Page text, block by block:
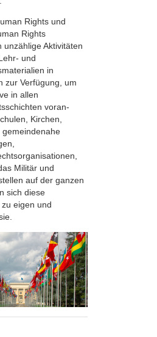
Rights und
Rights
unzählige Aktivitäten
und
in
zur Verfügung, um
in allen
voran­
Kirchen,
gemeindenahe
Militär und
auf der ganzen
sich diese
eigen und